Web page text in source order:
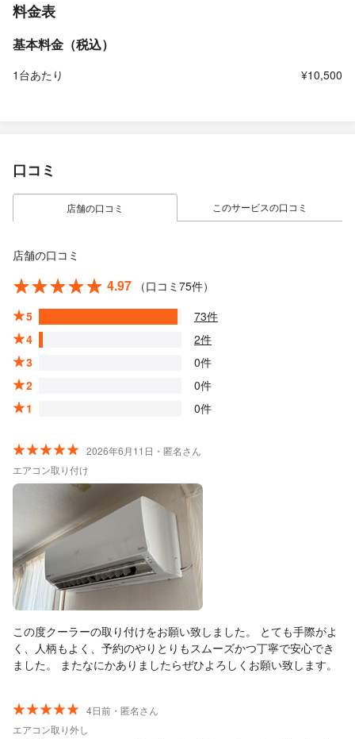
料金表
基本料金（税込）
1台あたり ¥10,500
口コミ
店舗の口コミ このサービスの口コミ
店舗の口コミ
4.97
（口コミ75件）
5
73件
4
2件
3
0件
2
0件
1
0件
2026年6月11日・匿名さん
エアコン取り付け
この度クーラーの取り付けをお願い致しました。 とても手際がよ
く、人柄もよく、予約のやりとりもスムーズかつ丁寧で安心でき
ました。 またなにかありましたらぜひよろしくお願い致します。
4日前・匿名さん
エアコン取り外し